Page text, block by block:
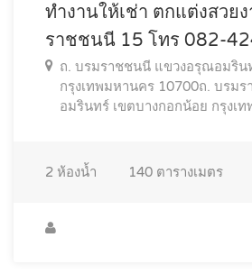
ทำงานให้เช่า ตกแต่งสวย
ราชชนนี 15 โทร 082-
ถ. บรมราชชนนี แขวงอรุณอมริน
กรุงเทพมหานคร 10700ถ. บรม
อมรินทร์ เขตบางกอกน้อย กรุงเ
2 ห้องน้ำ 140 ตารางเมตร